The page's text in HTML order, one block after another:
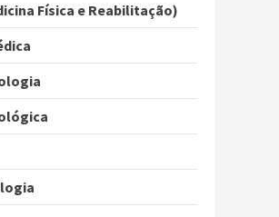
Física e Reabilitação)